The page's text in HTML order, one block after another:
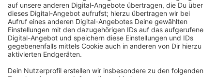
der Berliner Charité untersucht - das Ergebnis gibt es
frühestens morgen. Ein CT von der Lunge war ohne
Befund. Der Patient ist inzwischen nach Hause
entlassen und dort isoliert. Das Gesundheitsamt
Wesel ist involviert. Der Mann hat sich vor kurzem